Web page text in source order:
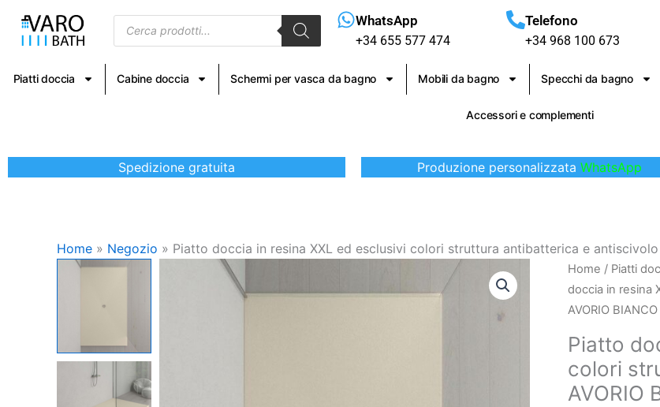
contenuto
Products
search
WhatsApp
+34 655 577 474
Telefono
+34 968 100 673
Piatti doccia Cabine doccia Schermi per vasca da bagno Mobili da bagno Specchi da bagno
Accessori e complementi
Spedizione gratuita Produzione personalizzataWhatsApp
Home » Negozio » Piatto doccia in resina XXL ed esclusivi colori struttura antibatterica e antiscivolo
Home / Piatti
doccia in resina
AVORIO BIANCO
Piatto
colori
AVORIO
Piatto
doccia
in
XXL
ed
esclusivi